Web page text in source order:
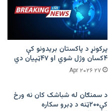
پرکونړ د پاکستان بریدونو کې
۴کسان وژل شوي او ۴۷ټپیان دي
۲۷ Apr ۲۰۲۶
د سمنګان له شباشک کان نه ورځ
کې۲۰۰ټنه د ډبرو سکاره